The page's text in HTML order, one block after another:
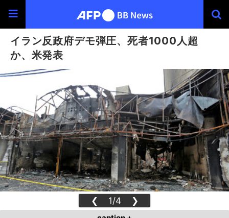
イラン反政府デモ弾圧、死者1000人超
か、米発表
❮ 1/4 ❯